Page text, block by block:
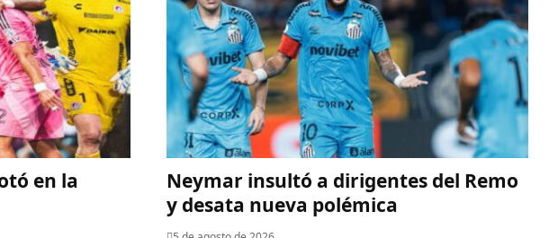
en la
Neymar insultó a dirigentes del Remo
y desata nueva polémica